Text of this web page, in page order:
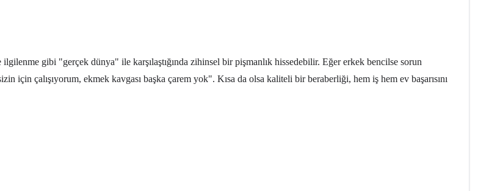
gibi "gerçek dünya" ile karşılaştığında zihinsel bir pişmanlık hissedebilir. Eğer erkek bencilse sorun
için çalışıyorum, ekmek kavgası başka çarem yok". Kısa da olsa kaliteli bir beraberliği, hem iş hem ev başarısını